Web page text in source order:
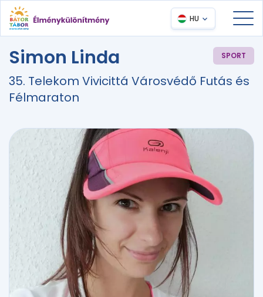
HU
Simon Linda SPORT
35. Telekom Vivicittá Városvédő Futás és
Félmaraton